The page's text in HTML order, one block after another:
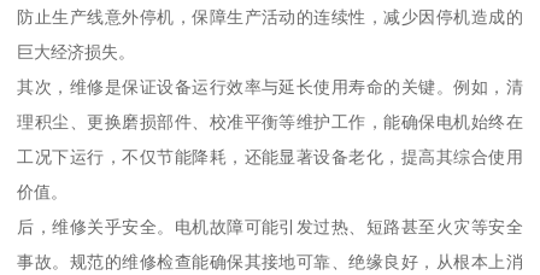
防止生产线意外停机，保障生产活动的连续性，减少因停机造成的
巨大经济损失。
其次，维修是保证设备运行效率与延长使用寿命的关键。例如，清
理积尘、更换磨损部件、校准平衡等维护工作，能确保电机始终在
工况下运行，不仅节能降耗，还能显著设备老化，提高其综合使用
价值。
后，维修关乎安全。电机故障可能引发过热、短路甚至火灾等安全
事故。规范的维修检查能确保其接地可靠、绝缘良好，从根本上消